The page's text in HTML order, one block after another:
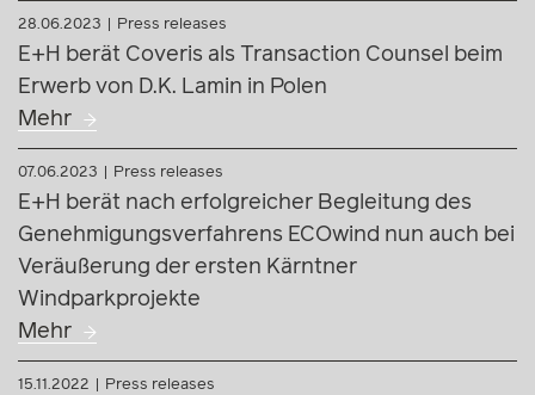
28.06.2023 Press releases
E+H berät Coveris als Transaction Counsel beim
Erwerb von D.K. Lamin in Polen
Mehr
07.06.2023 Press releases
E+H berät nach erfolgreicher Begleitung des
Genehmigungsverfahrens ECOwind nun auch bei
Veräußerung der ersten Kärntner
Windparkprojekte
Mehr
15.11.2022 Press releases